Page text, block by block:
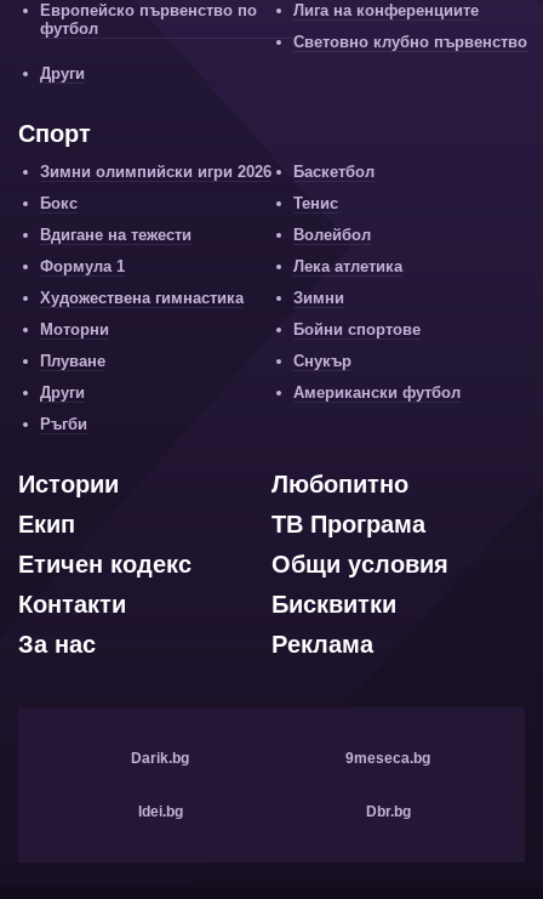
Европейско първенство по
футбол
Лига на конференциите
Световно клубно първенство
Други
Спорт
Зимни олимпийски игри 2026
Баскетбол
Бокс
Тенис
Вдигане на тежести
Волейбол
Формула 1
Лека атлетика
Художествена гимнастика
Зимни
Моторни
Бойни спортове
Плуване
Снукър
Други
Американски футбол
Ръгби
Любопитно
Истории
ТВ Програма
Екип
Общи условия
Етичен кодекс
Бисквитки
Контакти
Реклама
За нас
Darik.bg 9meseca.bg
Idei.bg Dbr.bg